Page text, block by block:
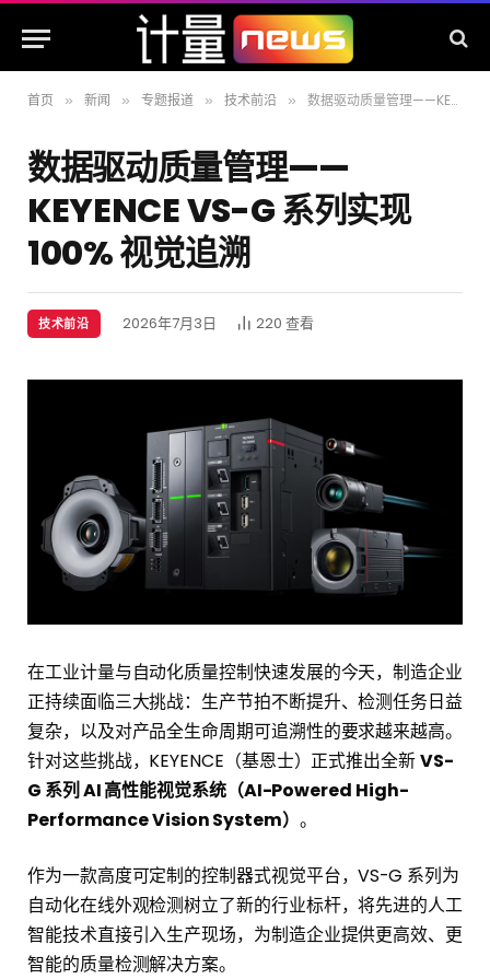
首页 » 新闻 » 专题报道 » 技术前沿 » 数据驱动质量管理——KEYENCE VS-G 系列实现 100% 视觉追溯
数据驱动质量管理——
KEYENCE VS-G 系列实现
100% 视觉追溯
技术前沿 2026年7月3日 220 查看
在工业计量与自动化质量控制快速发展的今天，制造企业
正持续面临三大挑战：生产节拍不断提升、检测任务日益
复杂，以及对产品全生命周期可追溯性的要求越来越高。
针对这些挑战，KEYENCE（基恩士）正式推出全新VS-
G 系列 AI 高性能视觉系统（AI-Powered High-
Performance Vision System） 。
作为一款高度可定制的控制器式视觉平台，VS-G 系列为
自动化在线外观检测树立了新的行业标杆，将先进的人工
智能技术直接引入生产现场，为制造企业提供更高效、更
智能的质量检测解决方案。